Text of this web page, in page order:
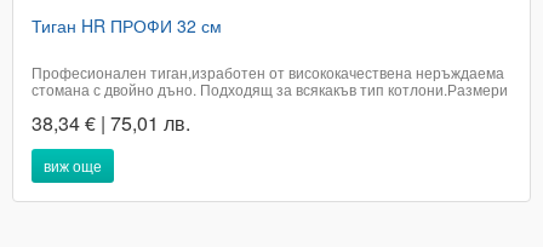
Тиган HR ПРОФИ 32 см
Професионален тиган,изработен от висококачествена неръждаема
стомана с двойно дъно. Подходящ за всякакъв тип котлони.Размери
смПроизход Турция.Цената е с включено ДДСДоставката не е
включена в цената на артикула...
38,34 € | 75,01 лв.
виж още